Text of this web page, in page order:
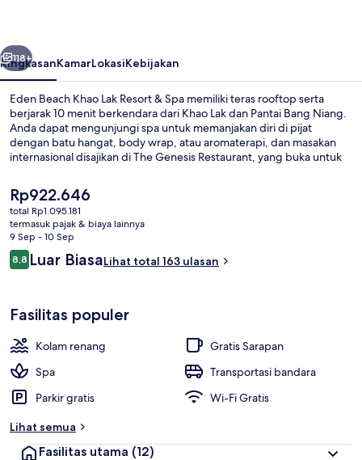
&
Spa
Berikutnya
118+
RingkasanKamarLokasiKebijakan
Eden Beach Khao Lak Resort & Spa memiliki teras rooftop serta
berjarak 10 menit berkendara dari Khao Lak dan Pantai Bang Niang.
Anda dapat mengunjungi spa untuk memanjakan diri di pijat
dengan batu hangat, body wrap, atau aromaterapi, dan masakan
internasional disajikan di The Genesis Restaurant, yang buka untuk
mewah ini meliputi 4 kolam renang outdoor, bar tepi kolam renang,
dan pusat kebugaran. Para traveler terkesan dengan staf.
Harga
saat
ini
Rp922.646
Rp922.646
total Rp1.095.181
termasuk pajak & biaya lainnya
9 Sep - 10 Sep
Ulasan
8,88,8 dari 10
Luar BiasaLihat total 163 ulasan
Fasilitas populer
Kolam renang
Gratis Sarapan
Spa
Transportasi bandara
Parkir gratis
Wi-Fi Gratis
Lihat semua
Fasilitas utama (12)